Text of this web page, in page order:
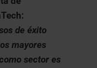
de éxito
mayores
sector es